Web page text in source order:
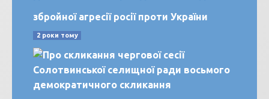
збройної агресії росії проти України
2 роки тому